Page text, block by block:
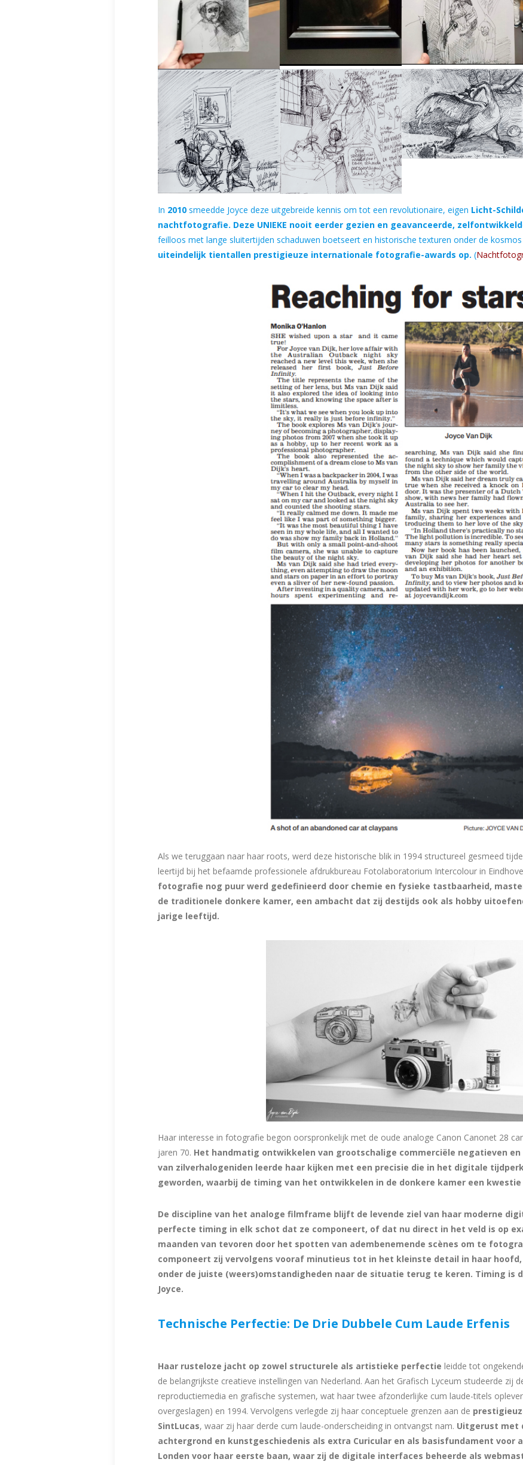
In 2010 smeedde Joyce deze uitgebreide kennis om tot een revolutionaire, eigen Licht-
nachtfotografie. Deze UNIEKE nooit eerder gezien en geavanceerde,
feilloos met lange sluitertijden schaduwen boetseert en historische texturen onder de
uiteindelijk tientallen prestigieuze internationale fotografie-awards op. (
Als we teruggaan naar haar roots, werd deze historische blik in 1994 structureel gesmeed
leertijd bij het befaamde professionele afdrukbureau Fotolaboratorium Intercolour in
fotografie nog puur werd gedefinieerd door chemie en fysieke tastbaarheid,
de traditionele donkere kamer, een ambacht dat zij destijds ook als hobby
jarige leeftijd.
Haar interesse in fotografie begon oorspronkelijk met de oude analoge Canon Canonet 28
jaren 70. Het handmatig ontwikkelen van grootschalige commerciële negatieven
van zilverhalogeniden leerde haar kijken met een precisie die in het digitale
geworden, waarbij de timing van het ontwikkelen in de donkere kamer een kwestie
De discipline van het analoge filmframe blijft de levende ziel van haar moderne
perfecte timing in elk schot dat ze componeert, of dat nu direct in het veld is op
maanden van tevoren door het spotten van adembenemende scènes om te
componeert zij vervolgens vooraf minutieus tot in het kleinste detail in haar
onder de juiste (weers)omstandigheden naar de situatie terug te keren. Timing is
Joyce.
Technische Perfectie: De Drie Dubbele Cum Laude Erfenis
Haar rusteloze jacht op zowel structurele als artistieke perfectie leidde tot
de belangrijkste creatieve instellingen van Nederland. Aan het Grafisch Lyceum studeerde zij
reproductiemedia en grafische systemen, wat haar twee afzonderlijke cum laude-titels
overgeslagen) en 1994. Vervolgens verlegde zij haar conceptuele grenzen aan de
SintLucas, waar zij haar derde cum laude-onderscheiding in ontvangst nam. Uitgerust met
achtergrond en kunstgeschiedenis als extra Curicular en als basisfundament voor
Londen voor haar eerste baan, waar zij de digitale interfaces beheerde als